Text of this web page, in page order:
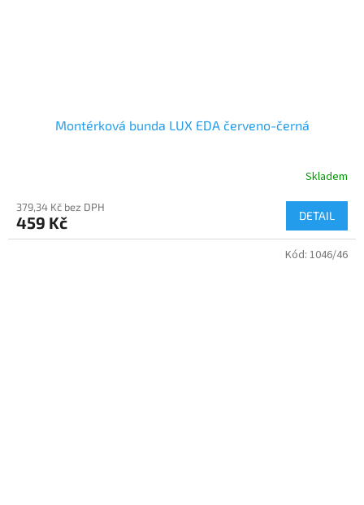
Montérková bunda LUX EDA červeno-černá
Skladem
379,34 Kč bez DPH
459 Kč DETAIL
Kód: 1046/46